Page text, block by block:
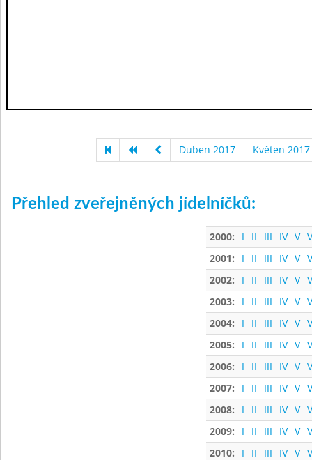
Duben 2017 Květen 2017
Přehled zveřejněných jídelníčků:
2000: I II III IV V
2001:
I II III IV V
2002:
I II III IV V
2003:
I II III IV V
2004:
I II III IV V
2005:
I II III IV V
2006:
I II III IV V
2007:
I II III IV V
2008:
I II III IV V
2009:
I II III IV V
2010:
I II III IV V